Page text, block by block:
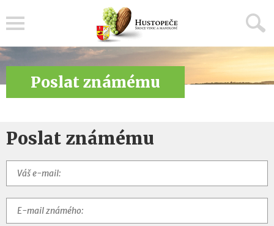
Poslat známému
Poslat známému